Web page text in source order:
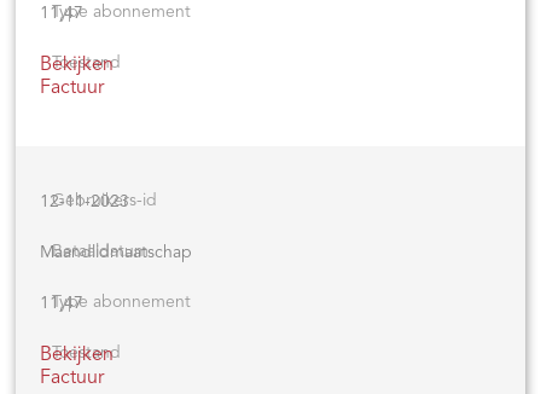
11,47
Bekijken
Factuur
12-11-2023
Maandlidmaatschap
11,47
Bekijken
Factuur